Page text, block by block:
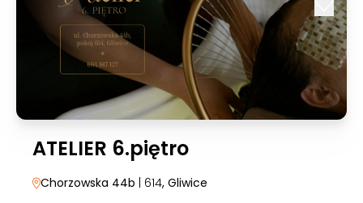
ATELIER 6.piętro
Chorzowska 44b | 614, Gliwice